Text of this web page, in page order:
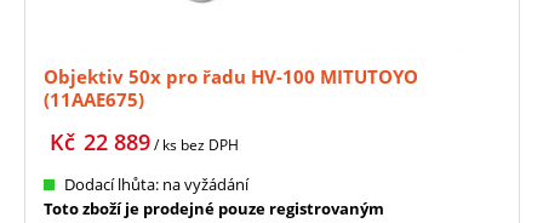
Objektiv 50x pro řadu HV-100 MITUTOYO
(11AAE675)
22 889
Kč / ks bez DPH
Dodací lhůta: na vyžádání
Toto zboží je prodejné pouze registrovaným